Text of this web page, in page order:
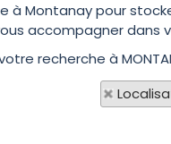
à Montanay pour
accompagner dans
recherche à